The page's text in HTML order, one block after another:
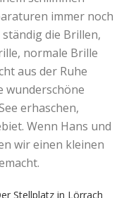
immer noch
die Brillen,
normale Brille
aus der Ruhe
wunderschöne
erhaschen,
Wenn Hans und
wir einen kleinen